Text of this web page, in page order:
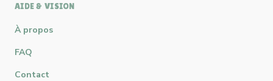
AIDE & VISION
À propos
FAQ
Contact